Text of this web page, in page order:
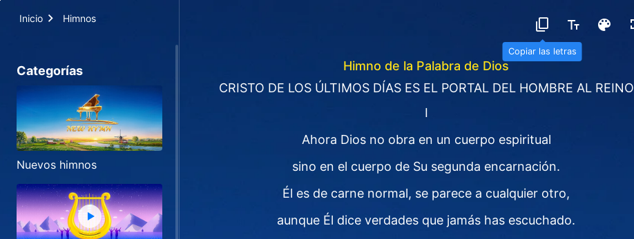
Inicio Himnos
Copiar las letras
Categorías
Nuevos himnos
Himno de la Palabra de Dios
CRISTO DE LOS ÚLTIMOS DÍAS ES EL PORTAL DEL HOMBRE AL REINO
I
Ahora Dios no obra en un cuerpo espiritual
sino en el cuerpo de Su segunda encarnación.
Él es de carne normal, se parece a cualquier otro,
aunque Él dice verdades que jamás has escuchado.